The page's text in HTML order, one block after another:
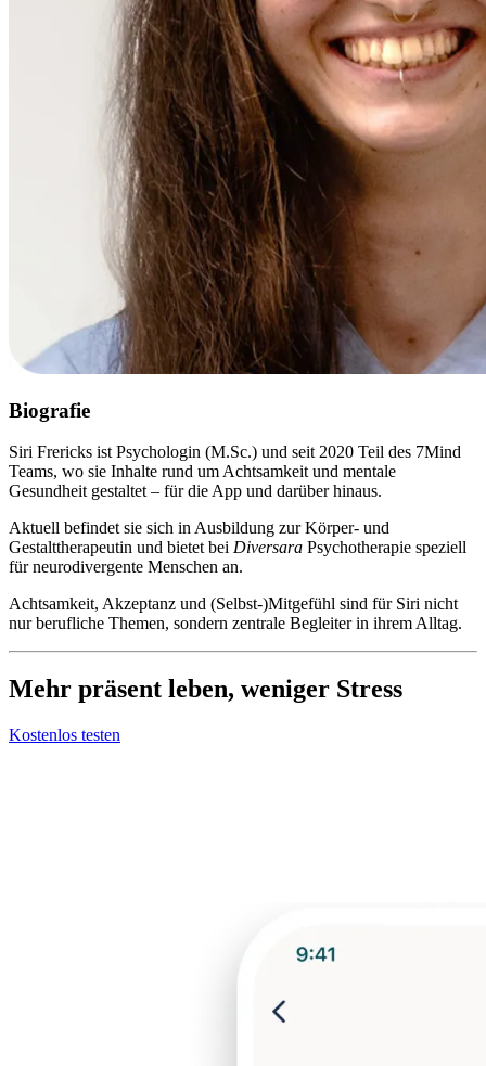
Biografie
Siri Frericks ist Psychologin (M.Sc.) und seit 2020 Teil des 7Mind
Teams, wo sie Inhalte rund um Achtsamkeit und mentale
Gesundheit gestaltet – für die App und darüber hinaus.
Aktuell befindet sie sich in Ausbildung zur Körper- und
Gestalttherapeutin und bietet bei Diversara Psychotherapie speziell
für neurodivergente Menschen an.
Achtsamkeit, Akzeptanz und (Selbst-)Mitgefühl sind für Siri nicht
nur berufliche Themen, sondern zentrale Begleiter in ihrem Alltag.
Mehr präsent leben, weniger Stress
Kostenlos testen